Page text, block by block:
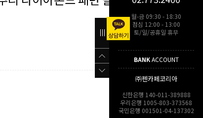
월-금 09:30 - 18:30
점심 12:00 - 13:00
토/일/공휴일 휴무
BANKACCOUNT
㈜펜카페코리아
신한은행 140-011-389888
우리은행 1005-803-373568
국민은행 001501-04-137302